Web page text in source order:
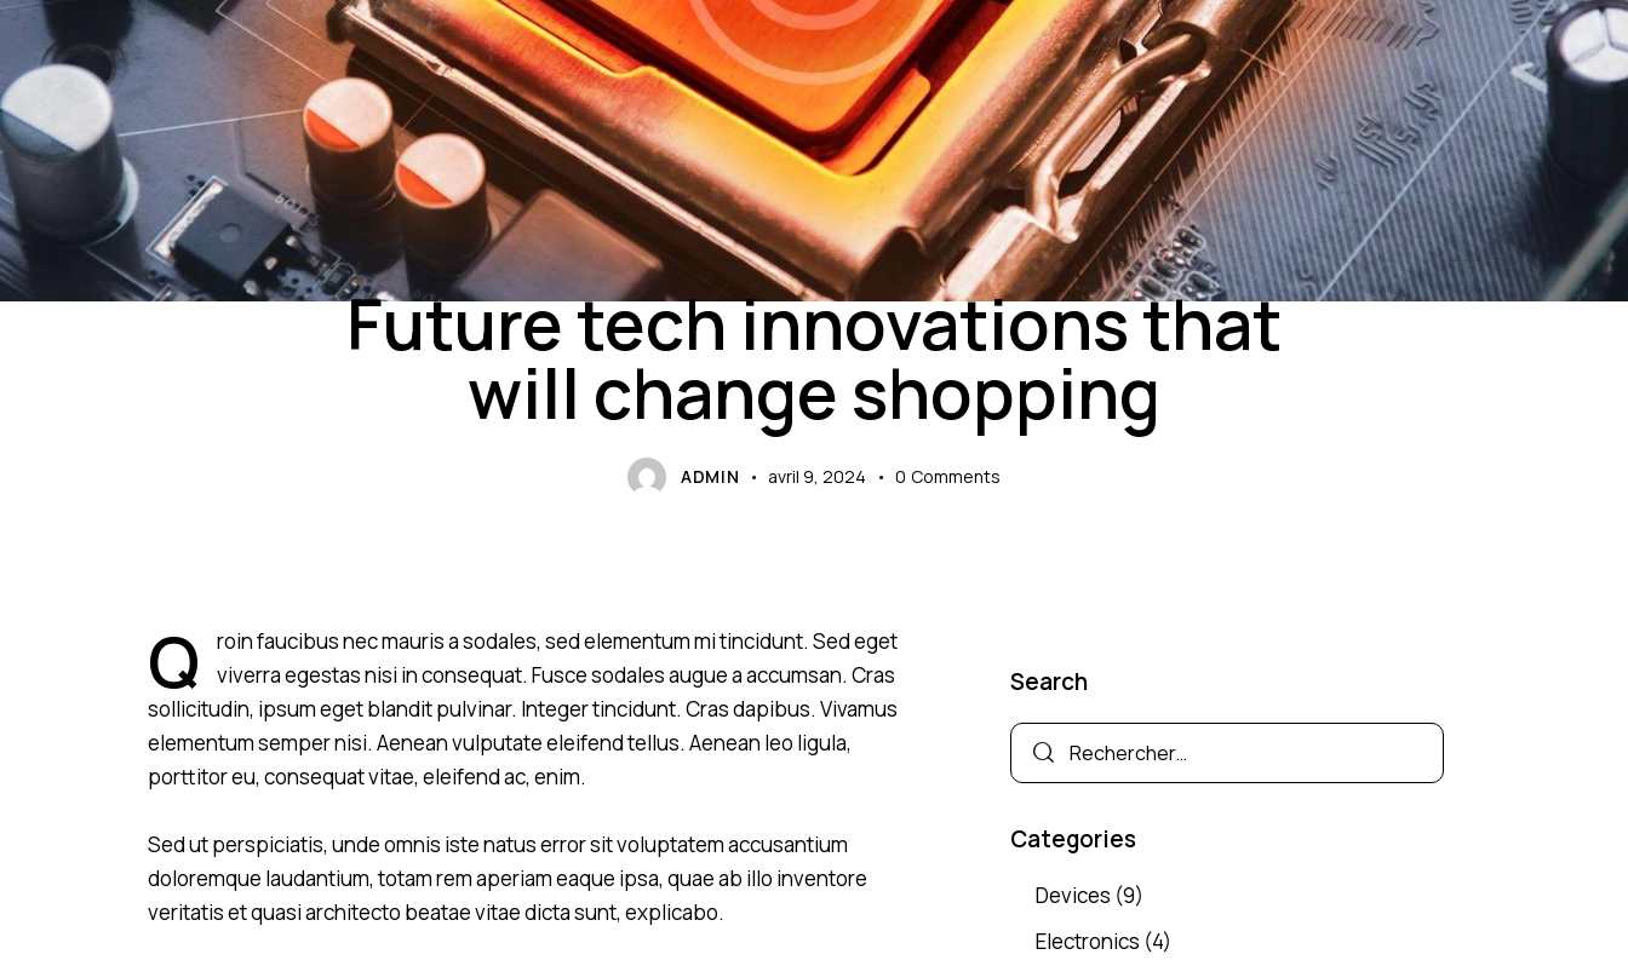
TIPS
Future tech innovations that
will change shopping
ADMIN avril 9, 2024 0 Comments
Q
roin faucibus nec mauris a sodales, sed elementum mi tincidunt. Sed eget
viverra egestas nisi in consequat. Fusce sodales augue a accumsan. Cras
sollicitudin, ipsum eget blandit pulvinar. Integer tincidunt. Cras dapibus. Vivamus
elementum semper nisi. Aenean vulputate eleifend tellus. Aenean leo ligula,
porttitor eu, consequat vitae, eleifend ac, enim.
Sed ut perspiciatis, unde omnis iste natus error sit voluptatem accusantium
doloremque laudantium, totam rem aperiam eaque ipsa, quae ab illo inventore
veritatis et quasi architecto beatae vitae dicta sunt, explicabo.
Search
Categories
Devices (9)
Electronics (4)